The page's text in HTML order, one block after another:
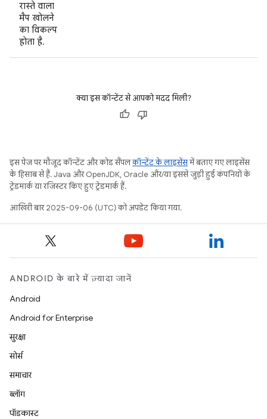
रास्ते वाला
मैप खोलने
का विकल्प
होता है.
क्या इस कॉन्टेंट से आपको मदद मिली?
इस पेज पर मौजूद कॉन्टेंट और कोड सैंपलकॉन्टेंट के लाइसेंसमें बताए गए लाइसेंस
के हिसाब से हैं. Java और OpenJDK, Oracle और/या इससे जुड़ी हुई कंपनियों के
ट्रेडमार्क या रजिस्टर किए हुए ट्रेडमार्क हैं.
आखिरी बार 2025-09-06 (UTC) को अपडेट किया गया.
ANDROID के बारे में ज़्यादा जानें
Android
Android for Enterprise
सुरक्षा
सोर्स
समाचार
ब्लॉग
पॉडकास्ट